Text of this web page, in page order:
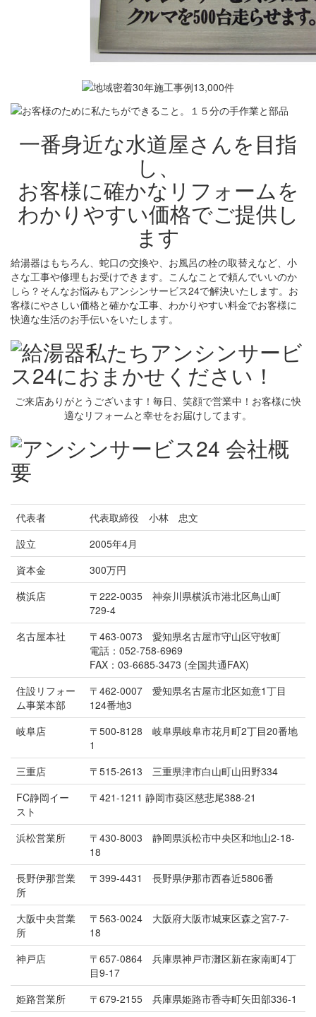
一番身近な水道屋さんを目指
し、
お客様に確かなリフォームを
わかりやすい価格でご提供し
ます
給湯器はもちろん、蛇口の交換や、お風呂の栓の取替えなど、小
さな工事や修理もお受けできます。こんなことで頼んでいいのか
しら？そんなお悩みもアンシンサービス24で解決いたします。お
客様にやさしい価格と確かな工事、わかりやすい料金でお客様に
快適な生活のお手伝いをいたします。
ご来店ありがとうございます！毎日、笑顔で営業中！お客様に快
適なリフォームと幸せをお届けしてます。
代表者
代表取締役 小林 忠文
設立
2005年4月
資本金
300万円
横浜店
〒222-0035 神奈川県横浜市港北区鳥山町
729-4
名古屋本社
〒463-0073 愛知県名古屋市守山区守牧町
電話：052-758-6969
FAX：03-6685-3473 (全国共通FAX)
住設リフォー
ム事業本部
〒462-0007 愛知県名古屋市北区如意1丁目
124番地3
岐阜店
〒500-8128 岐阜県岐阜市花月町2丁目20番地
1
三重店
〒515-2613 三重県津市白山町山田野334
FC静岡イー
スト
〒421-1211 静岡市葵区慈悲尾388-21
浜松営業所
〒430-8003 静岡県浜松市中央区和地山2-18-
18
長野伊那営業
所
〒399-4431 長野県伊那市西春近5806番
大阪中央営業
所
〒563-0024 大阪府大阪市城東区森之宮7-7-
18
神戸店
〒657-0864 兵庫県神戸市灘区新在家南町4丁
目9-17
姫路営業所
〒679-2155 兵庫県姫路市香寺町矢田部336-1